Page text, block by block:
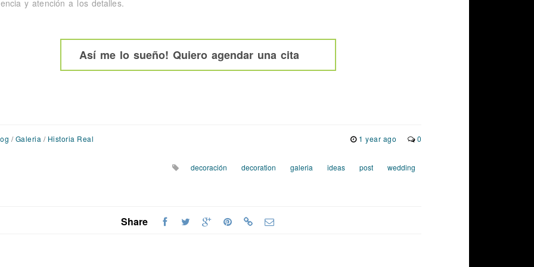
y atención a los detalles.
Así me lo sueño! Quiero agendar una cita
/Galeria / Historia Real 1 year ago 0
decoración decoration galeria ideas post wedding
Share